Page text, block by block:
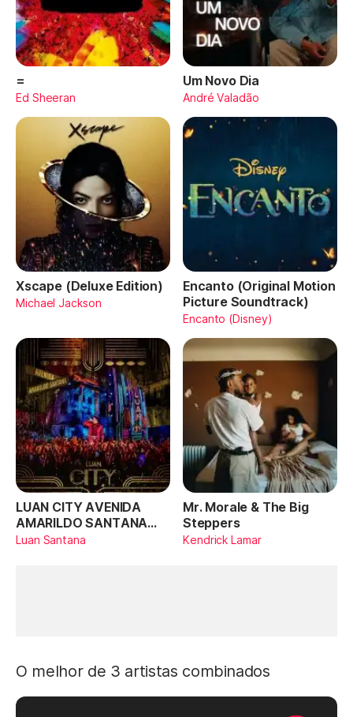
=
Ed Sheeran
Um Novo Dia
André Valadão
Xscape (Deluxe Edition)
Michael Jackson
Encanto (Original Motion
Picture Soundtrack)
Encanto (Disney)
LUAN CITY AVENIDA
AMARILDO SANTANA
(Ao Vivo)
Luan Santana
Mr. Morale & The Big
Steppers
Kendrick Lamar
O melhor de 3 artistas combinados